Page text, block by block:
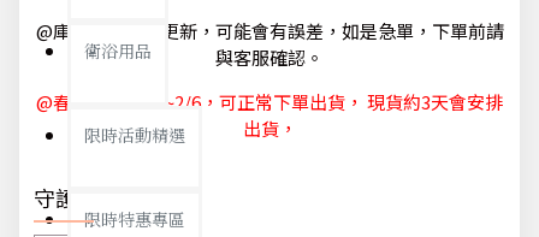
衛浴用品
限時活動精選
限時特惠專區
@庫存狀態隨時更新，可能會有誤差，如是急單，下單前請
與客服確認。
@春節休節 1/29~2/6，可正常下單出貨， 現貨約3天會安排
出貨，
守護你我